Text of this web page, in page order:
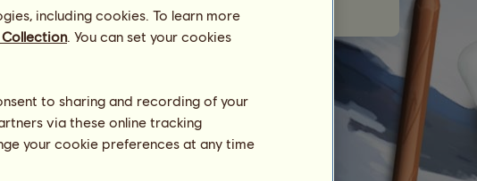
Antall besøkende spillere:
including cookies. To learn more
. You can set your cookies
to sharing and recording of your
via these online tracking
your cookie preferences at any time